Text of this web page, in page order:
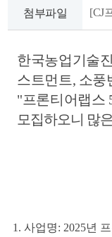
첨부파일 [CJ
한국농업기술
스트먼트, 소풍
"프론티어랩스
모집하오니 많
1. 사업명: 2025년